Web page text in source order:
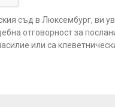
съд в Люксембург, ви
отговорност за
или са